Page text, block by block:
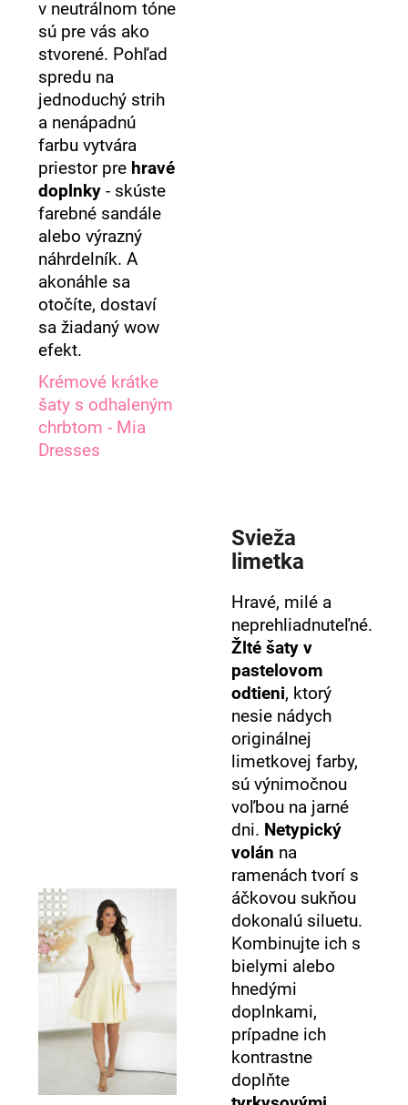
v neutrálnom tóne
sú pre vás ako
stvorené. Pohľad
spredu na
jednoduchý strih
a nenápadnú
farbu vytvára
priestor pre hravé
doplnky - skúste
farebné sandále
alebo výrazný
náhrdelník. A
akonáhle sa
otočíte, dostaví
sa žiadaný wow
efekt.
Krémové krátke
šaty s odhaleným
chrbtom - Mia
Dresses
Svieža
limetka
Hravé, milé a
neprehliadnuteľné.
Žlté šaty v
pastelovom
odtieni, ktorý
nesie nádych
originálnej
limetkovej farby,
sú výnimočnou
voľbou na jarné
dni. Netypický
volán na
ramenách tvorí s
áčkovou sukňou
dokonalú siluetu.
Kombinujte ich s
bielymi alebo
hnedými
doplnkami,
prípadne ich
kontrastne
doplňte